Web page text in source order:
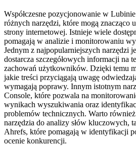
Współczesne pozycjonowanie w
różnych narzędzi, które mogą znacząco
strony internetowej. Istnieje wiele
pomagają w analizie i monitorowaniu
Jednym z najpopularniejszych narzędzi
dostarcza szczegółowych informacji na
zachowań użytkowników. Dzięki temu
jakie treści przyciągają uwagę
wymagają poprawy. Innym istotnym
Console, które pozwala na
wynikach wyszukiwania oraz
problemów technicznych. Warto
narzędzia do analizy słów kluczowych,
Ahrefs, które pomagają w identyfikacji
ocenie konkurencji.